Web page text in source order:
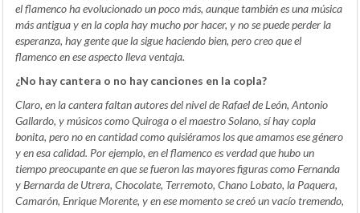
el flamenco ha evolucionado un poco más, aunque también es una música
más antigua y en la copla hay mucho por hacer, y no se puede perder la
esperanza, hay gente que la sigue haciendo bien, pero creo que el
flamenco en ese aspecto lleva ventaja.
¿No hay cantera o no hay canciones en la copla?
Claro, en la cantera faltan autores del nivel de Rafael de León, Antonio
Gallardo, y músicos como Quiroga o el maestro Solano, sí hay copla
bonita, pero no en cantidad como quisiéramos los que amamos ese género
y en esa calidad. Por ejemplo, en el flamenco es verdad que hubo un
tiempo preocupante en que se fueron las mayores figuras como Fernanda
y Bernarda de Utrera, Chocolate, Terremoto, Chano Lobato, la Paquera,
Camarón, Enrique Morente, y en ese momento se creó un vacío tremendo,